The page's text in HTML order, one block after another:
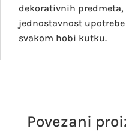
dekorativnih predmeta,
jednostavnost
svakom hobi kutku.
Povezani